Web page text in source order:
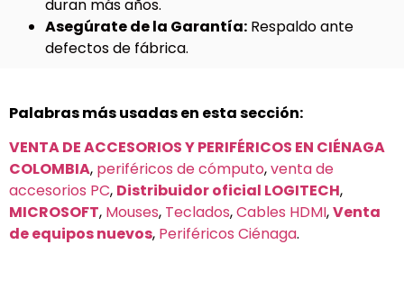
duran más años.
Asegúrate de la Garantía: Respaldo ante
defectos de fábrica.
Palabras más usadas en esta sección:
VENTA DE ACCESORIOS Y PERIFÉRICOS EN CIÉNAGA
COLOMBIA, periféricos de cómputo,venta de
accesorios PC, Distribuidor oficial LOGITECH,
MICROSOFT, Mouses, Teclados,Cables HDMI,Venta
de equipos nuevos, Periféricos Ciénaga.